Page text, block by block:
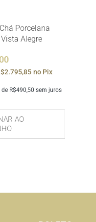
Porcelana
Alegre
de R$490,50 sem juros
2.795,85 no Pix
AO